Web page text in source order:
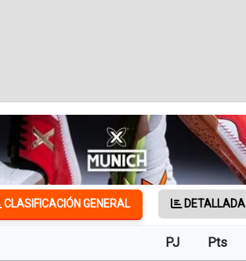
CLASIFICACIÓN GENERAL DETALLADA
PJ Pts